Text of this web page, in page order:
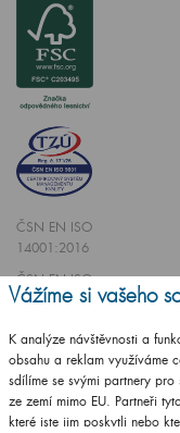
ČSN EN ISO
14001:2016
ČSN EN ISO
9001:2016
Vytvořilo studio
Vážíme si vašeho
K analýze návštěvnosti a
obsahu a reklam využíváme
sdílíme se svými partnery
ze zemí mimo EU. Partneři
které jste jim poskytli nebo